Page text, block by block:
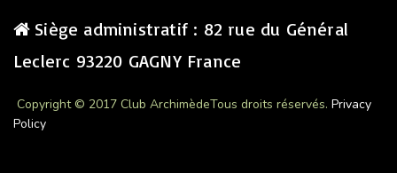
Siège administratif : 82 rue du Général
Leclerc 93220 GAGNY France
Copyright © 2017 Club ArchimèdeTous droits réservés. Privacy
Policy